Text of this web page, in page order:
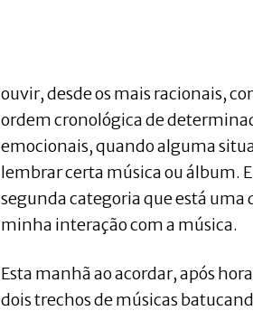
ouvir, desde os mais racionais,
ordem cronológica de
emocionais, quando alguma
lembrar certa música ou álbum.
segunda categoria que está uma
minha interação com a música.
Esta manhã ao acordar, após
dois trechos de músicas